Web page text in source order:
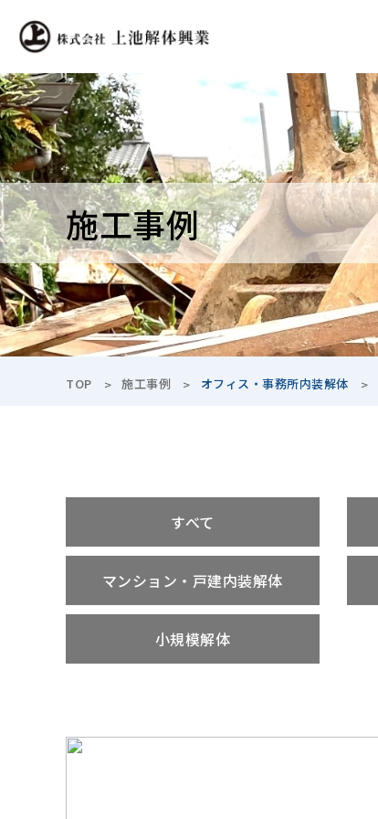
施工事例
TOP 施工事例 オフィス・事務所内装解体
すべて
マンション・戸建内装解体
小規模解体